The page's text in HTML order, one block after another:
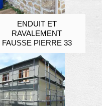
ENDUIT ET
RAVALEMENT
FAUSSE PIERRE 33